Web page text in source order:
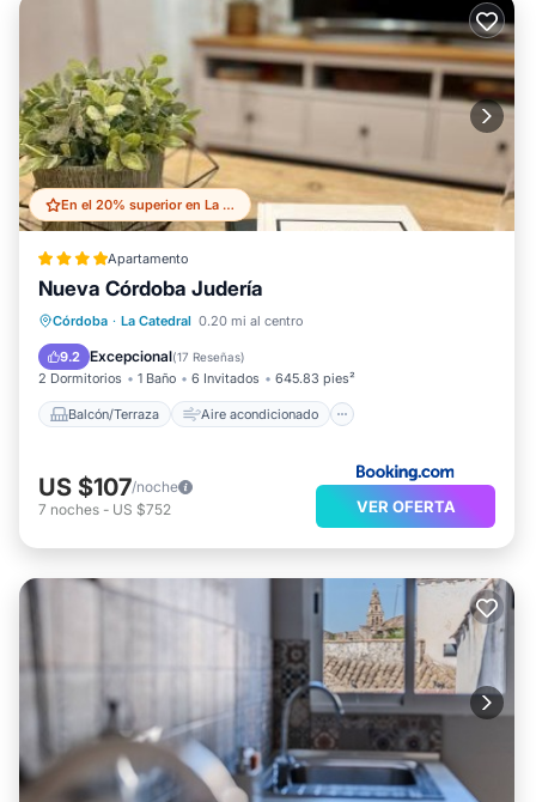
En el 20% superior en La Catedral
Apartamento
Nueva Córdoba Judería
Córdoba · La Catedral 0.20 mi al centro
9.2 Excepcional(17 Reseñas)
2 Dormitorios 1 Baño 6 Invitados 645.83 pies²
Balcón/Terraza Aire acondicionado
Balcón/Terraza
Aire acondicionado
Internet
Apto para niños
US $107/noche
7 noches - US $752 VER OFERTA